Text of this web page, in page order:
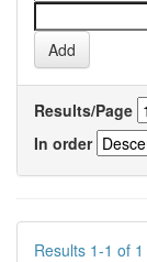
Results/Page
In order
Results 1-1 of